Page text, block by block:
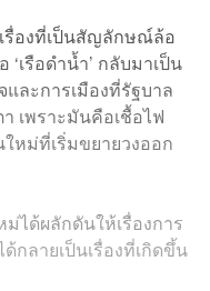
รื่องที่เป็นสัญลักษณ์ล้อ
เรือดำน้ำ’ กลับมาเป็น
ละการเมืองที่รัฐบาล
เพราะมันคือเชื้อไฟ
หม่ที่เริ่มขยายวงออก
ได้ผลักดันให้เรื่องการ
กลายเป็นเรื่องที่เกิดขึ้น